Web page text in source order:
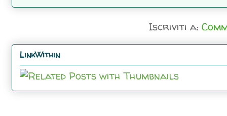
Iscriviti a:
LinkWithin